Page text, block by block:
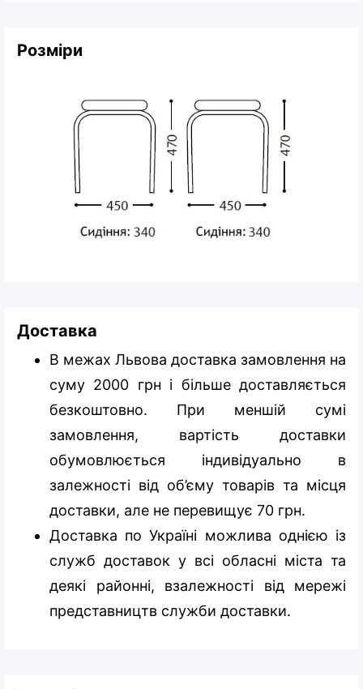
Розміри
Доставка
В межах Львова доставка замовлення на
суму 2000 грн і більше доставляється
безкоштовно. При меншій сумі
замовлення, вартість доставки
обумовлюється індивідуально в
залежності від об’єму товарів та місця
доставки, але не перевищує 70 грн.
Доставка по Україні можлива однією із
служб доставок у всі обласні міста та
деякі районні, взалежності від мережі
представництв служби доставки.